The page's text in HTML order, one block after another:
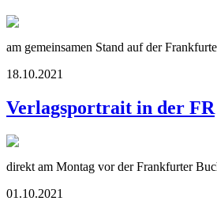
am gemeinsamen Stand auf der
18.10.2021
Verlagsportrait in der FR
direkt am Montag vor der Frankfurter
01.10.2021